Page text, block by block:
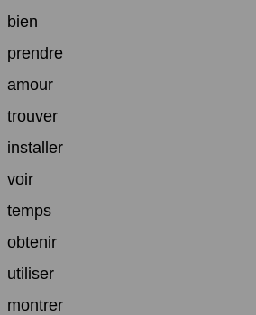
bien
prendre
amour
trouver
installer
voir
temps
obtenir
utiliser
montrer